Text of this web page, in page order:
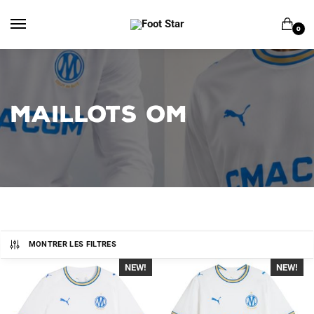
0
MAILLOTS OM
MONTRER LES FILTRES
-40%
NEW! -40%
NEW!